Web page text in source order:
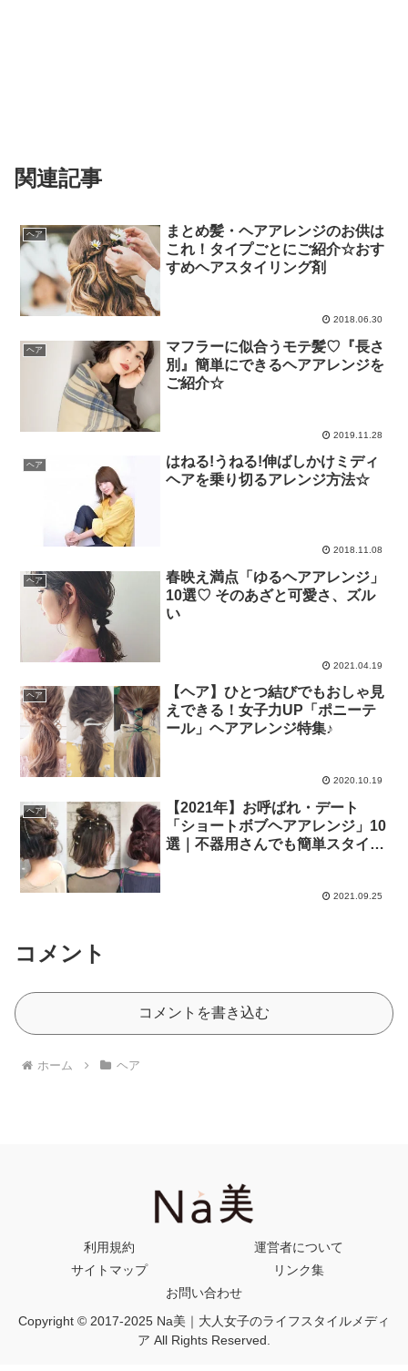
関連記事
ヘア
まとめ髪・ヘアアレンジのお供は
これ！タイプごとにご紹介☆おす
すめヘアスタイリング剤
2018.06.30
ヘア
マフラーに似合うモテ髪♡『長さ
別』簡単にできるヘアアレンジを
ご紹介☆
2019.11.28
ヘア
はねる!うねる!伸ばしかけミディ
ヘアを乗り切るアレンジ方法☆
2018.11.08
ヘア
春映え満点「ゆるヘアアレンジ」
10選♡ そのあざと可愛さ、ズル
い
2021.04.19
ヘア
【ヘア】ひとつ結びでもおしゃ見
えできる！女子力UP「ポニーテ
ール」ヘアアレンジ特集♪
2020.10.19
ヘア
【2021年】お呼ばれ・デート
「ショートボブヘアアレンジ」10
選｜不器用さんでも簡単スタイル
2021.09.25
コメント
コメントを書き込む
ホーム ヘア
利用規約
運営者について
サイトマップ
リンク集
お問い合わせ
Copyright © 2017-2025 Na美｜大人女子のライフスタイルメディ
ア All Rights Reserved.